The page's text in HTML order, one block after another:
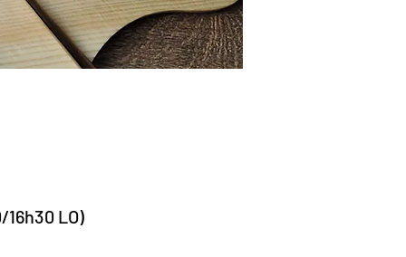
LO)